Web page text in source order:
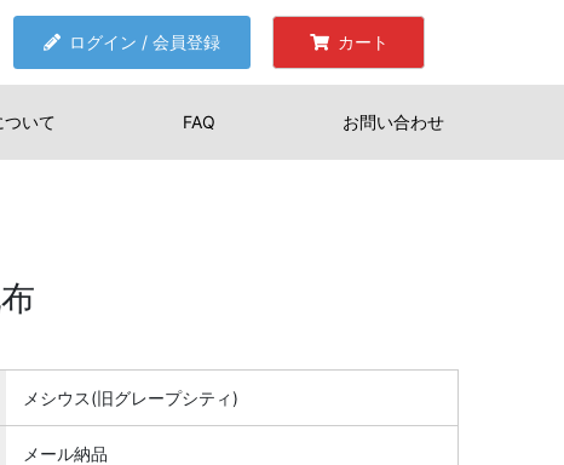
ログイン / 会員登録 カート
ついて FAQ お問い合わせ
メシウス(旧グレープシティ)
メール納品